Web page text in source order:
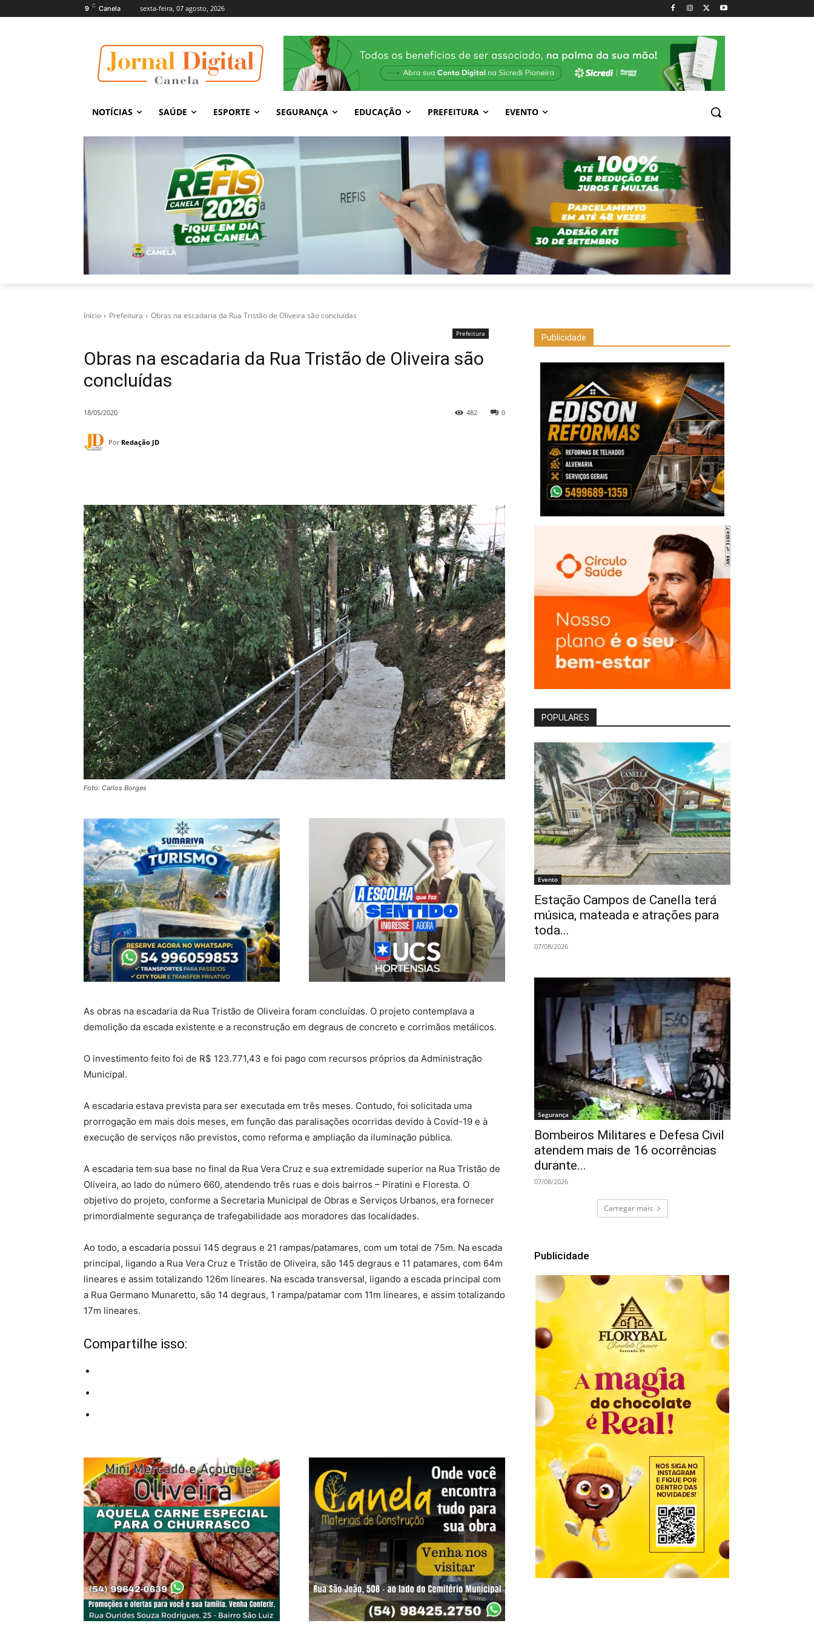
9 C Canela sexta-feira, 07 agosto, 2026
NOTÍCIAS SAÚDE ESPORTE SEGURANÇA EDUCAÇÃO PREFEITURA EVENTO
Início Prefeitura Obras na escadaria da Rua Tristão de Oliveira são concluídas
Prefeitura
Obras na escadaria da Rua Tristão de Oliveira são
concluídas
18/05/2020 0
482
Por Redação JD
Foto: Carlos Borges
As obras na escadaria da Rua Tristão de Oliveira foram concluídas. O projeto contemplava a
demolição da escada existente e a reconstrução em degraus de concreto e corrimãos metálicos.
O investimento feito foi de R$ 123.771,43 e foi pago com recursos próprios da Administração
Municipal.
A escadaria estava prevista para ser executada em três meses. Contudo, foi solicitada uma
prorrogação em mais dois meses, em função das paralisações ocorridas devido à Covid-19 e à
execução de serviços não previstos, como reforma e ampliação da iluminação pública.
A escadaria tem sua base no final da Rua Vera Cruz e sua extremidade superior na Rua Tristão de
Oliveira, ao lado do número 660, atendendo três ruas e dois bairros – Piratini e Floresta. O
objetivo do projeto, conforme a Secretaria Municipal de Obras e Serviços Urbanos, era fornecer
primordialmente segurança de trafegabilidade aos moradores das localidades.
Ao todo, a escadaria possui 145 degraus e 21 rampas/patamares, com um total de 75m. Na escada
principal, ligando a Rua Vera Cruz e Tristão de Oliveira, são 145 degraus e 11 patamares, com 64m
lineares e assim totalizando 126m lineares. Na escada transversal, ligando a escada principal com
a Rua Germano Munaretto, são 14 degraus, 1 rampa/patamar com 11m lineares, e assim totalizando
17m lineares.
Compartilhe isso:
Publicidade
POPULARES
Evento
Estação Campos de Canella terá
música, mateada e atrações para
toda...
07/08/2026
Segurança
Bombeiros Militares e Defesa Civil
atendem mais de 16 ocorrências
durante...
07/08/2026
Carregar mais
Publicidade